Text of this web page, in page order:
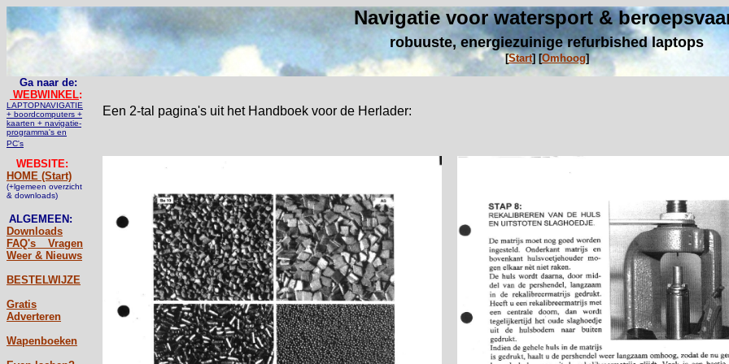
Navigatie voor watersport &
robuuste, energiezuinige refurbished laptops
[Start] [Omhoog]
Ga naar de:
WEBWINKEL:
LAPTOPNAVIGATIE
+ boordcomputers +
kaarten + navigatie-
programma's en
PC's
WEBSITE:
HOME (Start)
(+lgemeen overzicht
& downloads)
ALGEMEEN:
Downloads
FAQ's _ Vragen
Weer & Nieuws
BESTELWIJZE
Gratis
Adverteren
Wapenboeken
Een 2-tal pagina's uit het Handboek voor de Herlader: